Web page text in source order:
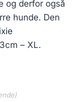
og derfor også
hunde. Den
– XL.